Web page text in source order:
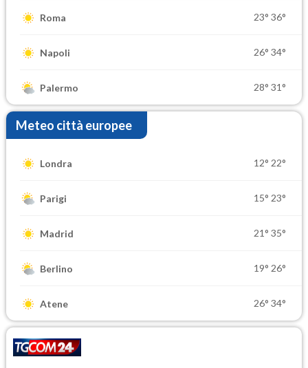
Roma 23° 36°
Napoli 26° 34°
Palermo 28° 31°
Meteo città europee
Londra 12° 22°
Parigi 15° 23°
Madrid 21° 35°
Berlino 19° 26°
Atene 26° 34°